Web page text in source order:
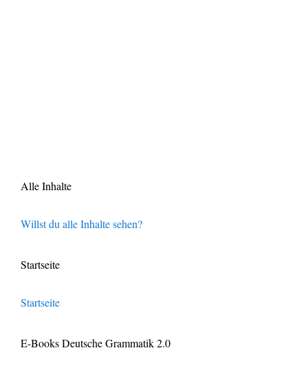
Alle Inhalte
Willst du alle Inhalte sehen?
Startseite
Startseite
E-Books Deutsche Grammatik 2.0